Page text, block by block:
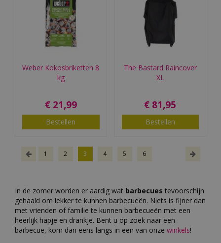
Weber Kokosbriketten 8
kg
€ 21,99
Bestellen
The Bastard Raincover
XL
€ 81,95
Bestellen
1 2 3 4 5 6
In de zomer worden er aardig wat barbecues tevoorschijn
gehaald om lekker te kunnen barbecueën. Niets is fijner dan
met vrienden of familie te kunnen barbecueën met een
heerlijk hapje en drankje. Bent u op zoek naar een
barbecue, kom dan eens langs in een van onze winkels!